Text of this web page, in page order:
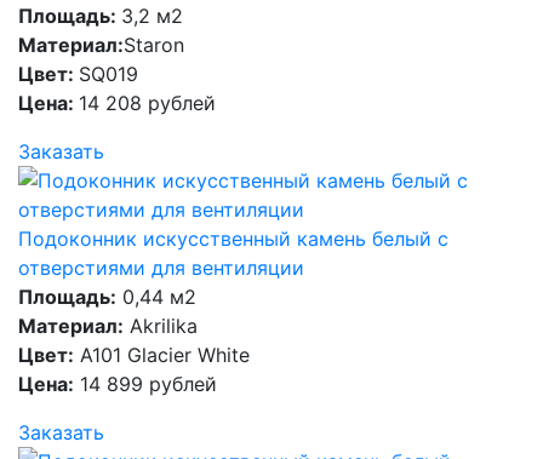
Площадь: 3,2 м2
Материал:Staron
Цвет: SQ019
Цена: 14 208 рублей
Заказать
Подоконник искусственный камень белый с
отверстиями для вентиляции
Площадь: 0,44 м2
Материал: Akrilika
Цвет: A101 Glacier White
Цена: 14 899 рублей
Заказать